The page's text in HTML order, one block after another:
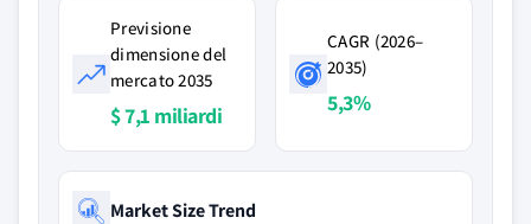
Previsione
dimensione del
mercato 2035
$ 7,1 miliardi
CAGR (2026–
2035)
5,3%
Market Size Trend